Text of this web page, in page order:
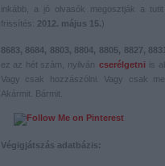
inkább, a jó olvasók megosztják a
frissítés: 2012. május 15.)
8683, 8684, 8803, 8804, 8805, 8827, 8831
ez az hét szám, nyilván
cserélgetni
is
Vagy csak hozzászólni. Vagy csak
Akármit. Bármit.
Végigjátszás adatbázis: